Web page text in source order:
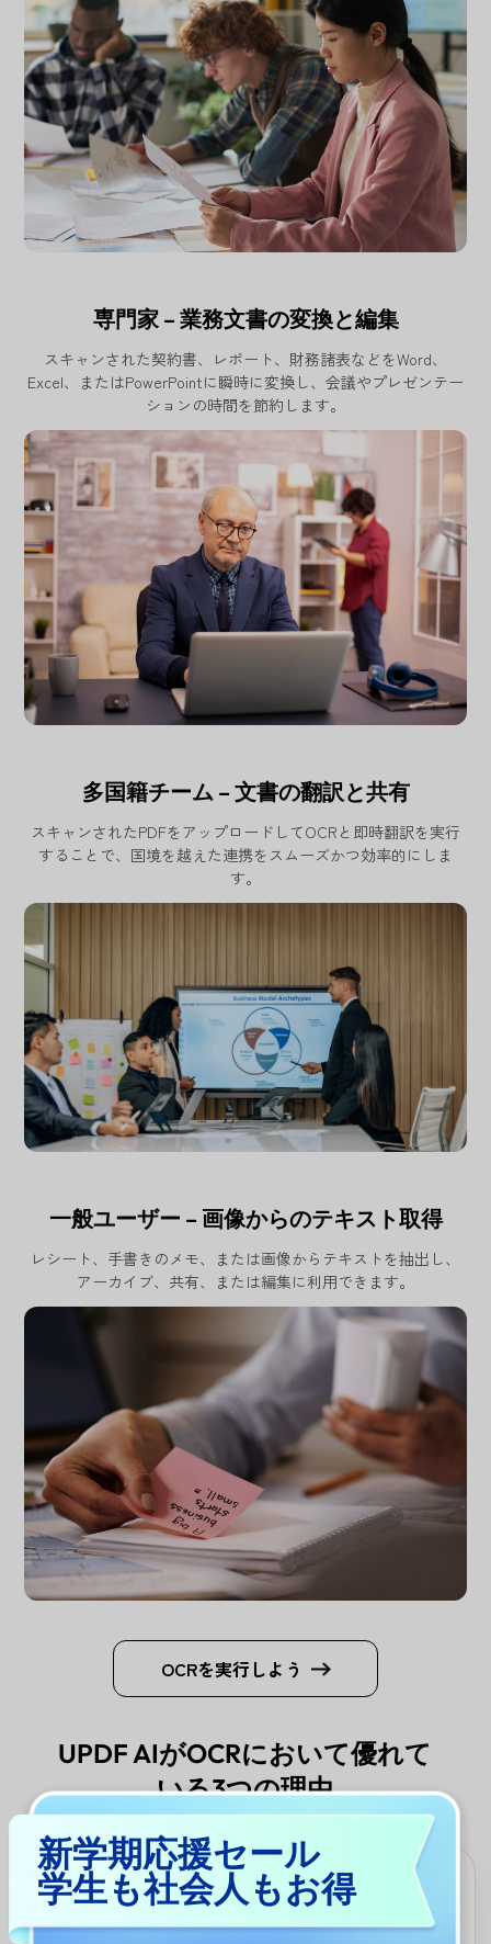
専門家 – 業務文書の変換と編集
スキャンされた契約書、レポート、財務諸表などをWord、
Excel、またはPowerPointに瞬時に変換し、会議やプレゼンテー
ションの時間を節約します。
多国籍チーム – 文書の翻訳と共有
スキャンされたPDFをアップロードしてOCRと即時翻訳を実行
することで、国境を越えた連携をスムーズかつ効率的にしま
す。
一般ユーザー – 画像からのテキスト取得
レシート、手書きのメモ、または画像からテキストを抽出し、
アーカイブ、共有、または編集に利用できます。
OCRを実行しよう
UPDF AIがOCRにおいて優れて
いる3つの理由
スキャンPDFと画像に対応
スキャンされたPDFと画像の両方からテキストを簡単に抽出でき
新学期応援セール
学生も社会人もお得